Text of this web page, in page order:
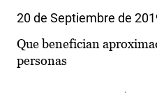
20 de Septiembre de
Que benefician
personas